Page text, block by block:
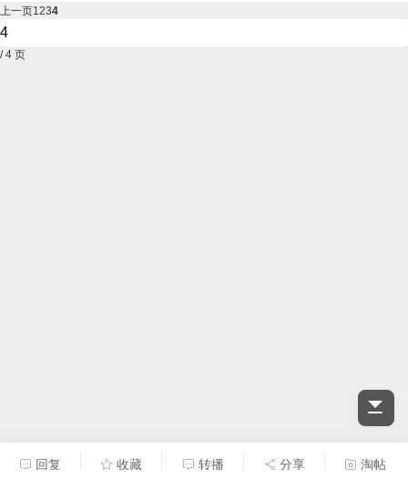
上一页1234
/ 4 页
回复 收藏 转播 分享 淘帖